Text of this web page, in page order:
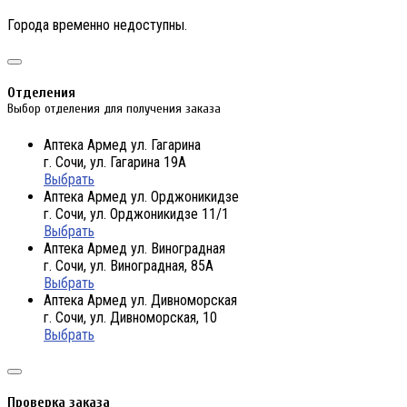
Города временно недоступны.
Отделения
Выбор отделения для получения заказа
Аптека Армед ул. Гагарина
г. Сочи, ул. Гагарина 19А
Выбрать
Аптека Армед ул. Орджоникидзе
г. Сочи, ул. Орджоникидзе 11/1
Выбрать
Аптека Армед ул. Виноградная
г. Сочи, ул. Виноградная, 85А
Выбрать
Аптека Армед ул. Дивноморская
г. Сочи, ул. Дивноморская, 10
Выбрать
Проверка заказа